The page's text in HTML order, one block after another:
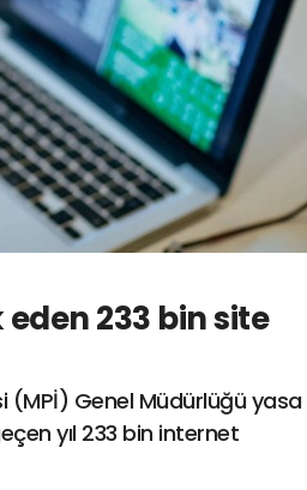
eden 233 bin site
(MPİ) Genel Müdürlüğü yasa
yıl 233 bin internet